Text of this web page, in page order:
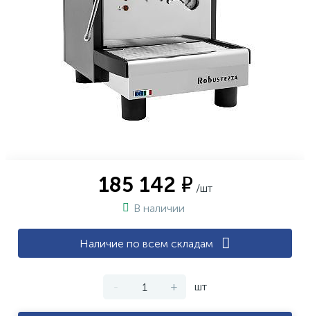
185 142 ₽ /шт
В наличии
Наличие по всем складам
- + шт